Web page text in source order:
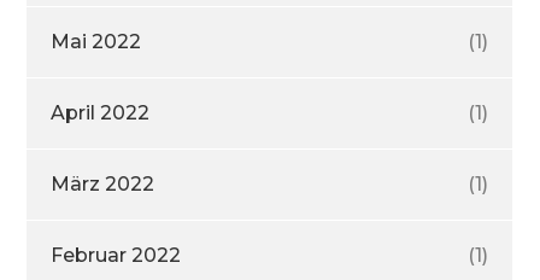
Mai 2022 (1)
April 2022 (1)
März 2022 (1)
Februar 2022 (1)